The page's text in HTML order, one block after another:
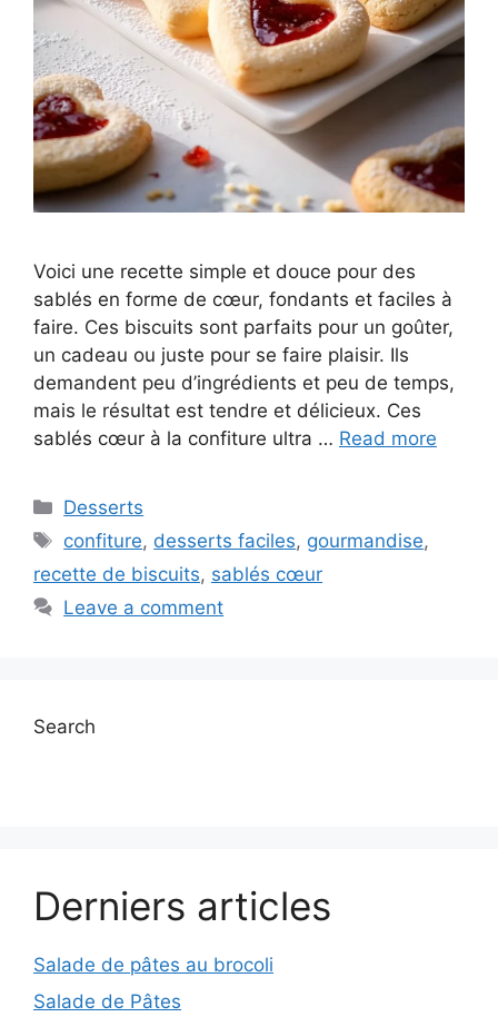
Voici une recette simple et douce pour des
sablés en forme de cœur, fondants et faciles à
faire. Ces biscuits sont parfaits pour un goûter,
un cadeau ou juste pour se faire plaisir. Ils
demandent peu d’ingrédients et peu de temps,
mais le résultat est tendre et délicieux. Ces
sablés cœur à la confiture ultra … Read more
Categories
Desserts
Tags
confiture, desserts faciles, gourmandise,
recette de biscuits, sablés cœur
Leave a comment
Search
Derniers articles
Salade de pâtes au brocoli
Salade de Pâtes